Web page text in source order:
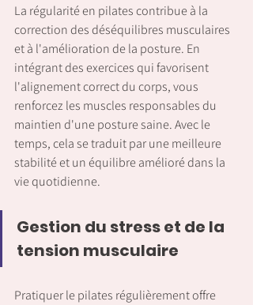
La régularité en pilates contribue à la
correction des déséquilibres musculaires
et à l'amélioration de la posture. En
intégrant des exercices qui favorisent
l'alignement correct du corps, vous
renforcez les muscles responsables du
maintien d'une posture saine. Avec le
temps, cela se traduit par une meilleure
stabilité et un équilibre amélioré dans la
vie quotidienne.
Gestion du stress et de la
tension musculaire
Pratiquer le pilates régulièrement offre